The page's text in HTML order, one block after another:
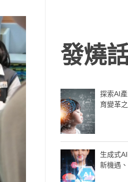
發燒
探索AI
育變革
生成式
新機遇